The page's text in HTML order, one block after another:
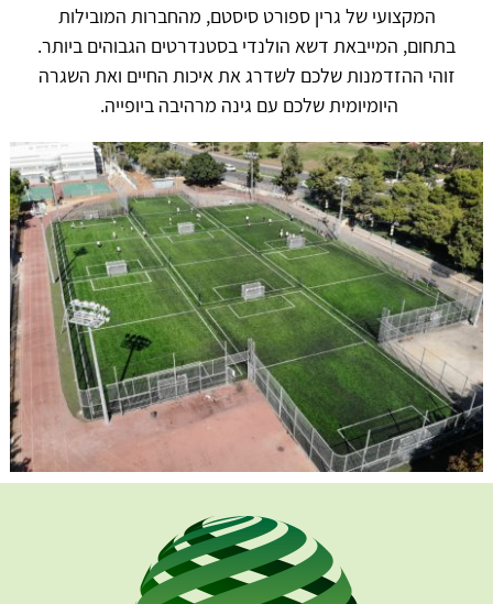
המקצועי של גרין ספורט סיסטם, מהחברות המובילות
בתחום, המייבאת דשא הולנדי בסטנדרטים הגבוהים ביותר.
זוהי ההזדמנות שלכם לשדרג את איכות החיים ואת השגרה
היומיומית שלכם עם גינה מרהיבה ביופייה.